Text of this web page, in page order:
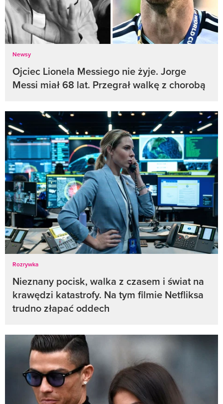
Newsy
Ojciec Lionela Messiego nie żyje. Jorge
Messi miał 68 lat. Przegrał walkę z chorobą
Rozrywka
Nieznany pocisk, walka z czasem i świat na
krawędzi katastrofy. Na tym filmie Netfliksa
trudno złapać oddech